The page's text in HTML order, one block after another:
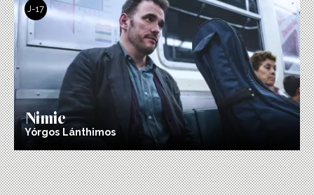
J-17
Nimic
Yórgos Lánthimos